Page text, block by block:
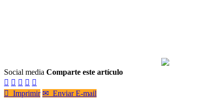
Social media Comparte este artículo
    
 Imprimir ✉ Enviar E-mail